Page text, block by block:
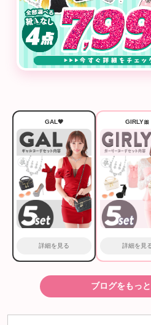
GAL🖤
詳細を見る
GIRLY🎀
詳細を見
ブログをもっ